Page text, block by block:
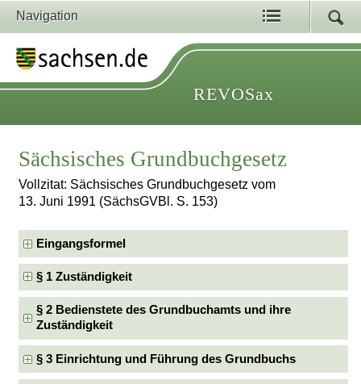
Navigation
REVOSax
Sächsisches Grundbuchgesetz
Vollzitat: Sächsisches Grundbuchgesetz vom
13. Juni 1991 (SächsGVBl. S. 153)
Eingangsformel
§ 1 Zuständigkeit
§ 2 Bedienstete des Grundbuchamts und ihre
Zuständigkeit
§ 3 Einrichtung und Führung des Grundbuchs